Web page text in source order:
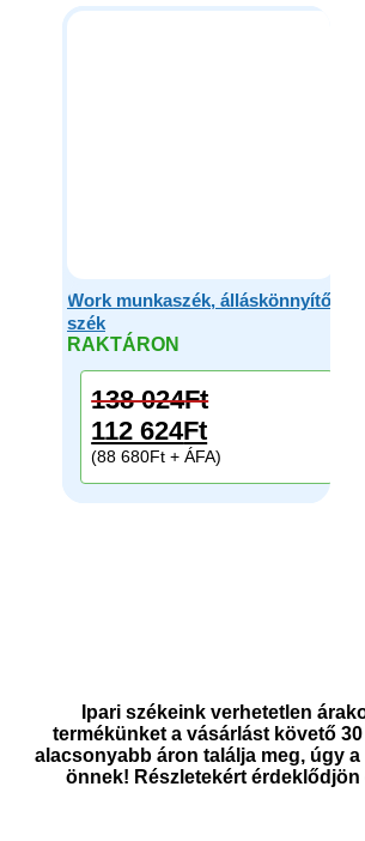
Work munkaszék, álláskönnyítő
szék
RAKTÁRON
138 024Ft
112 624Ft
(88 680Ft + ÁFA)
Ipari székeink verhetetlen
termékünket a vásárlást követő
alacsonyabb áron találja meg, úgy
önnek! Részletekért